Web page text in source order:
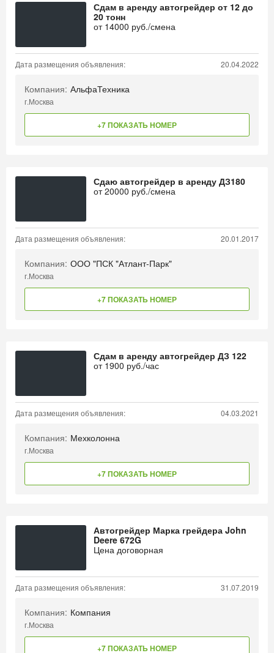
Сдам в аренду автогрейдер от 12 до
20 тонн
от 14000 руб./смена
Дата размещения объявления: 20.04.2022
Компания: АльфаТехника
г.Москва
+7 ПОКАЗАТЬ НОМЕР
Сдаю автогрейдер в аренду ДЗ180
от20000 руб./смена
Дата размещения объявления: 20.01.2017
Компания: ООО "ПСК "Атлант-Парк"
г.Москва
+7 ПОКАЗАТЬ НОМЕР
Сдам в аренду автогрейдер ДЗ 122
от 1900 руб./час
Дата размещения объявления: 04.03.2021
Компания: Мехколонна
г.Москва
+7 ПОКАЗАТЬ НОМЕР
Автогрейдер Марка грейдера John
Deere 672G
Цена договорная
Дата размещения объявления: 31.07.2019
Компания: Компания
г.Москва
+7 ПОКАЗАТЬ НОМЕР